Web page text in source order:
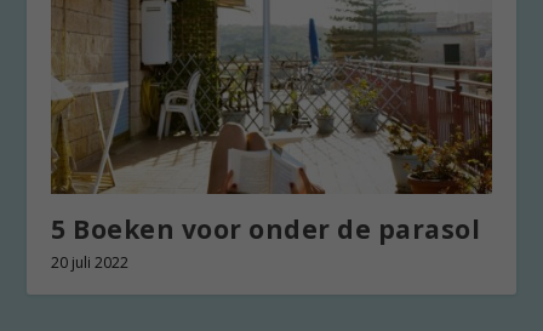
5 Boeken voor onder de parasol
20 juli 2022